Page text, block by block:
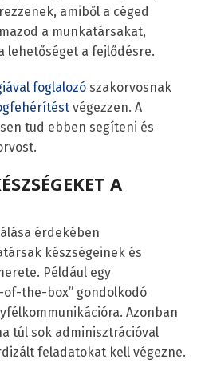
amiből a céged
a munkatársakat,
lehetőséget a fejlődésre.
foglalozó szakorvosnak
végezzen. A
tud ebben segíteni és
A
érdekében
készségeinek és
Például egy
the-box” gondolkodó
Azonban
túl sok adminisztrációval
feladatokat kell végezne.